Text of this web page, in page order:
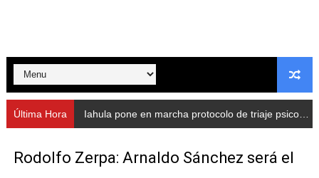
Nevado Gas optimiza servicio residencial en la
Balance semestral impulsa inclusión y atención a
Plan Vacacional Comunitario “Ríe 2026” recorre las
Alcaldía del Municipio Libertador realizó una jornada
Última Hora Iahula pone en marcha protocolo de triaje psicosocial para atender a rescatistas
Rodolfo Zerpa: Arnaldo Sánchez será el